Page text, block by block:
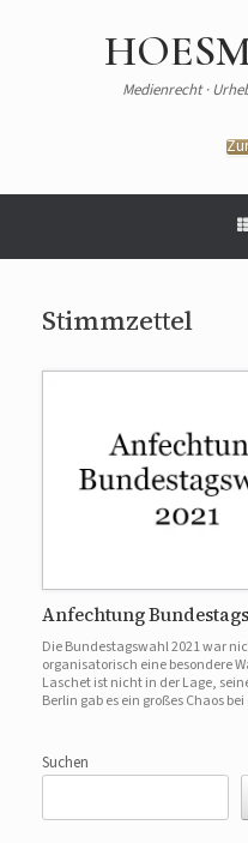
Medienrecht ·
Stimmzettel
Anfechtung
Die Bundestagswahl 2021 war
organisatorisch eine besondere
Laschet ist nicht in der Lage,
Berlin gab es ein großes Chaos
Suchen